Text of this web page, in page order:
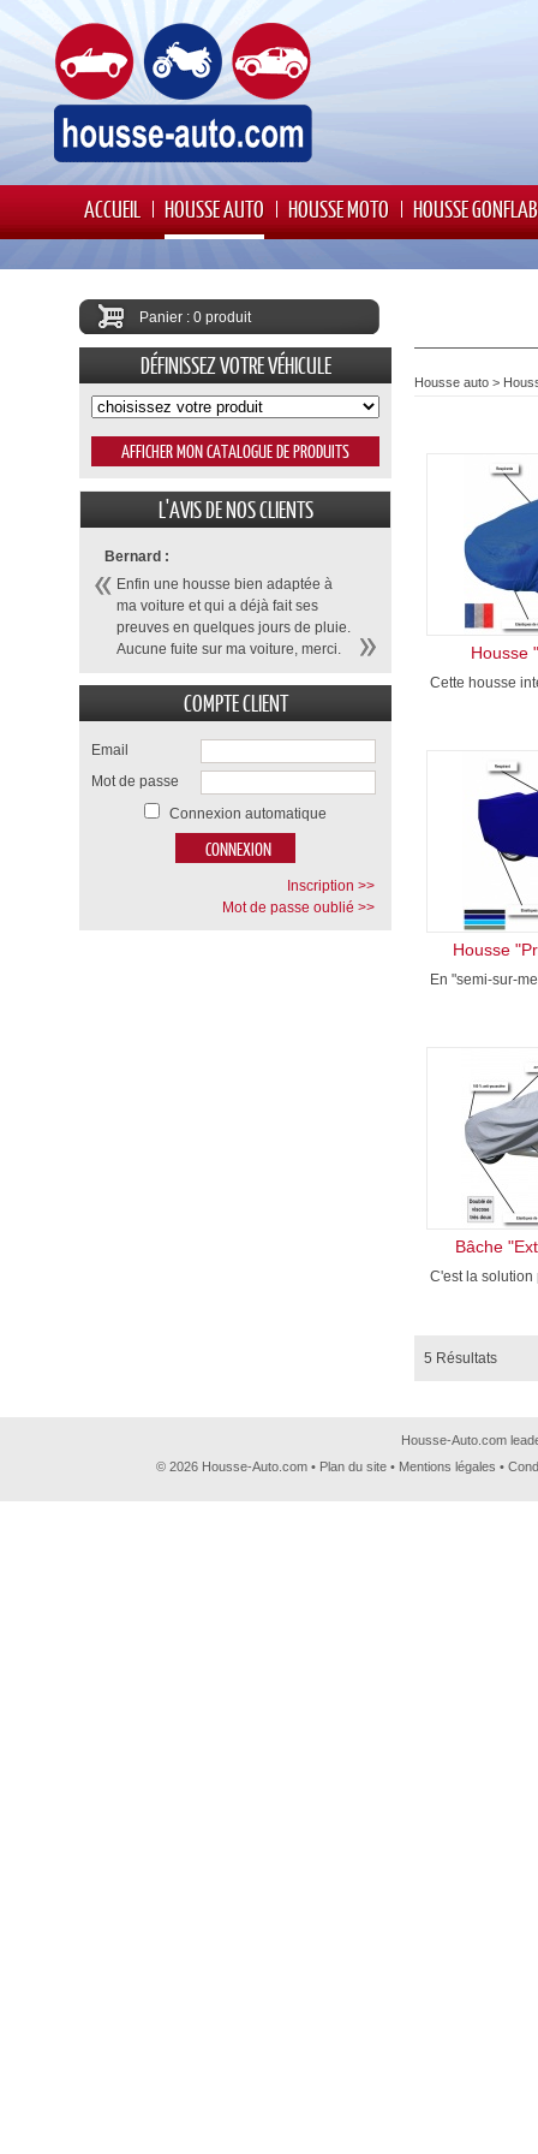
ACCUEIL HOUSSE AUTO HOUSSE MOTO HOUSSE
Housse auto >
Housse
Cette housse
Housse
En "semi-sur-
Bâche
C'est la solution
5 Résultats
Panier : 0 produit
DÉFINISSEZ VOTRE VÉHICULE
L'AVIS DE NOS CLIENTS
Bernard :
Enfin une housse bien adaptée à
ma voiture et qui a déjà fait ses
preuves en quelques jours de pluie.
Aucune fuite sur ma voiture, merci.
COMPTE CLIENT
Email
Mot de passe
Connexion automatique
Inscription >>
Mot de passe oublié >>
Housse-Auto.com
© 2026 Housse-Auto.com • Plan du site • Mentions légales •